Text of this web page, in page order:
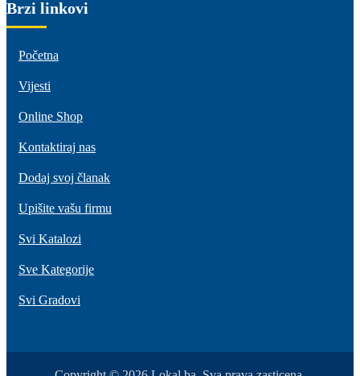
Brzi linkovi
Početna
Vijesti
Online Shop
Kontaktiraj nas
Dodaj svoj članak
Upišite vašu firmu
Svi Katalozi
Sve Kategorije
Svi Gradovi